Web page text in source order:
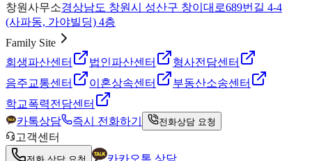
창원사무소경상남도 창원시 성산구 창이대로689번길 4-4
(사파동, 가야빌딩) 4층
Family Site
회생파산센터
법인파산센터
형사전담센터
음주교통센터
이혼상속센터
부동산소송센터
학교폭력전담센터
카톡상담
즉시 전화하기 전화상담 요청
고객센터
카카오톡 상담